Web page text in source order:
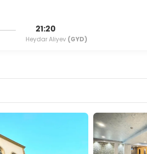
21:20
Heydar Aliyev (GYD)